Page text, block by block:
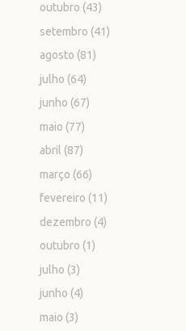
outubro (43)
setembro (41)
agosto (81)
julho (64)
junho (67)
maio (77)
abril (87)
março (66)
fevereiro (11)
dezembro (4)
outubro (1)
julho (3)
junho (4)
maio (3)